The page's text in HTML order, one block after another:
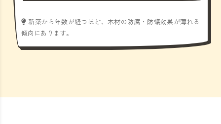
新築から年数が経つほど、木材の防腐・防蟻効果が薄れる
傾向にあります。